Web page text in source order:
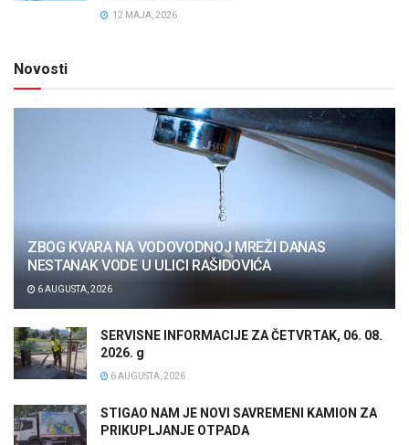
12 MAJA, 2026
Novosti
ZBOG KVARA NA VODOVODNOJ MREŽI DANAS
NESTANAK VODE U ULICI RAŠIDOVIĆA
6 AUGUSTA, 2026
SERVISNE INFORMACIJE ZA ČETVRTAK, 06. 08.
2026. g
6 AUGUSTA, 2026
STIGAO NAM JE NOVI SAVREMENI KAMION ZA
PRIKUPLJANJE OTPADA